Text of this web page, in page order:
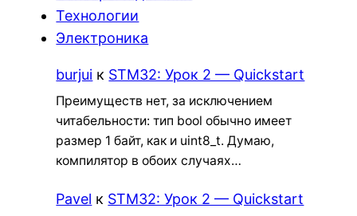
Технологии
Электроника
burjui к STM32: Урок 2 — Quickstart
Преимуществ нет, за исключением
читабельности: тип bool обычно имеет
размер 1 байт, как и uint8_t. Думаю,
компилятор в обоих случаях…
Pavel к STM32: Урок 2 — Quickstart